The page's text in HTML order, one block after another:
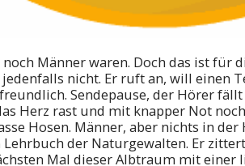
Männer waren. Doch das ist für
nicht. Er ruft an, will einen
Sendepause, der Hörer
Herz rast und mit knapper Not
Hosen. Männer, aber nichts in
Lehrbuch der Naturgewalten. Er
Mal dieser Albtraum mit